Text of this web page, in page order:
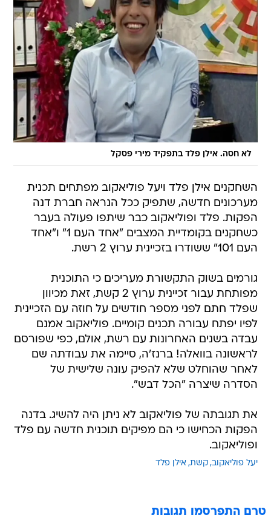
לא חסה. אילן פלד בתפקיד מירי פסקל
השחקנים אילן פלד ויעל פוליאקוב מפתחים תכנית
מערכונים חדשה, שתפיק ככל הנראה חברת דנה
הפקות. פלד ופוליאקוב כבר שיתפו פעולה בעבר
כשחקנים בקומדיית המצבים "אחד העם 1" ו"אחד
העם 101" ששודרו בזכיינית ערוץ 2 רשת.
גורמים בשוק התקשורת מעריכים כי התוכנית
מפותחת עבור זכיינית ערוץ 2 קשת, זאת מכיוון
שפלד חתם לפני מספר חודשים על חוזה עם הזכיינית
לפיו יפתח עבורה תכנים קומיים. פוליאקוב אמנם
עבדה בשנים האחרונות עם רשת, אולם, כפי שפורסם
לראשונה בוואלה! ברנז'ה, סיימה את עבודתה שם
לאחר שהוחלט שלא להפיק עונה שלישית של
הסדרה שיצרה "הכל דבש".
את תגובתה של פוליאקוב לא ניתן היה להשיג. בדנה
הפקות הכחישו כי הם מפיקים תוכנית חדשה עם פלד
ופוליאקוב.
יעל פוליאקוב קשת אילן פלד
טרם התפרסמו תגובות